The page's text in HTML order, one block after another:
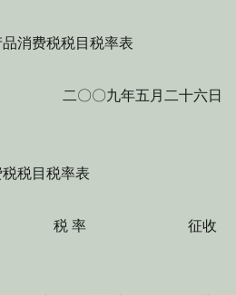
消费税税目税率表
二〇〇九年五月二十六日
税目税率表
率 征收